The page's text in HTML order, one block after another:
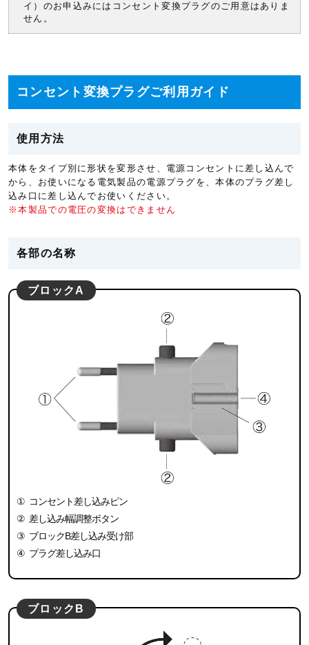
イ）のお申込みにはコンセント変換プラグのご用意はありま
せん。
コンセント変換プラグご利用ガイド
使用方法
本体をタイプ別に形状を変形させ、電源コンセントに差し込んで
から、お使いになる電気製品の電源プラグを、本体のプラグ差し
込み口に差し込んでお使いください。
※本製品での電圧の変換はできません
各部の名称
ブロックA
① コンセント差し込みピン
② 差し込み幅調整ボタン
③ ブロックB差し込み受け部
④ プラグ差し込み口
ブロックB